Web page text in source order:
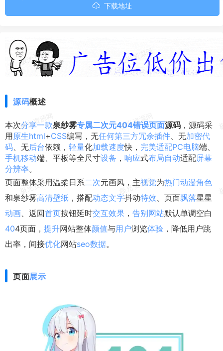
下载地址
源码概述
本次分享一款泉纱雾专属二次元404错误页面源码 ，源码采
用原生html+CSS编写，无任何第三方冗余插件 、无加密代
码 、无后台依赖， 轻量化加载速度快， 完美适配PC电脑端、
手机移动端、平板等全尺寸设备 ， 响应式布局自动适配屏幕
分辨率。
页面整体采用温柔日系二次元画风，主视觉为热门动漫角色
和泉纱雾高清壁纸 ，搭配动态文字抖动特效 、页面飘落星星
动画 、返回首页按钮延时交互效果 ， 告别网站默认单调空白
404页面， 提升网站整体颜值与用户浏览体验 ，降低用户跳
出率，间接优化网站seo数据。
页面展示